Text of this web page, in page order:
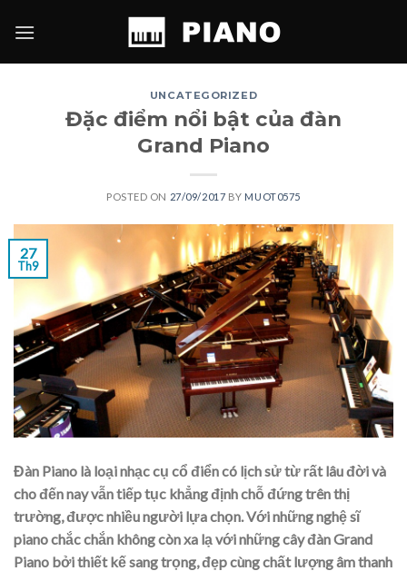
UNCATEGORIZED
Đặc điểm nổi bật của đàn
Grand Piano
POSTED ON 27/09/2017 BY MUOT0575
27
Th9
Đàn Piano là loại nhạc cụ cổ điển có lịch sử từ rất lâu đời và
cho đến nay vẫn tiếp tục khẳng định chỗ đứng trên thị
trường, được nhiều người lựa chọn. Với những nghệ sĩ
piano chắc chắn không còn xa lạ với những cây đàn Grand
Piano bởi thiết kế sang trọng, đẹp cùng chất lượng âm thanh